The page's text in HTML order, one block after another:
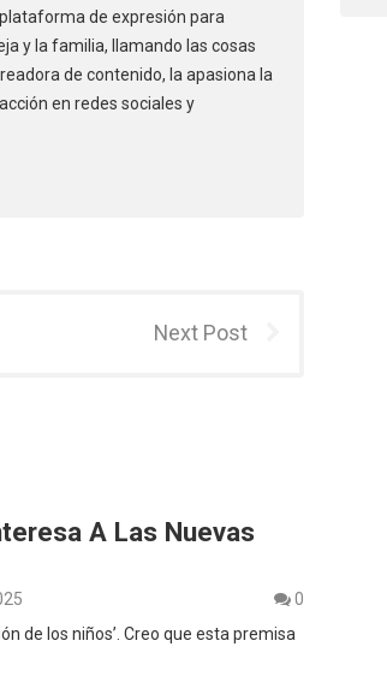
de expresión para
y la familia, llamando las cosas
de contenido, la apasiona la
en redes sociales y
Next Post
A Las Nuevas
0
de los niños’. Creo que esta premisa